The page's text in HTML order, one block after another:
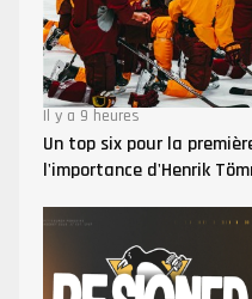
Il y a 9 heures
Un top six pour la
l'importance d'Henrik